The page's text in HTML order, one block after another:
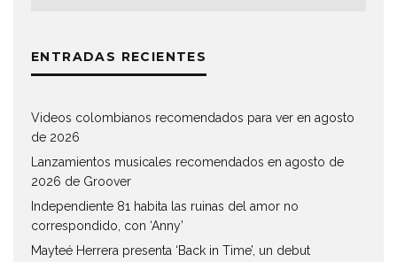
ENTRADAS RECIENTES
Videos colombianos recomendados para ver en agosto
de 2026
Lanzamientos musicales recomendados en agosto de
2026 de Groover
Independiente 81 habita las ruinas del amor no
correspondido, con ‘Anny’
Mayteé Herrera presenta ‘Back in Time’, un debut